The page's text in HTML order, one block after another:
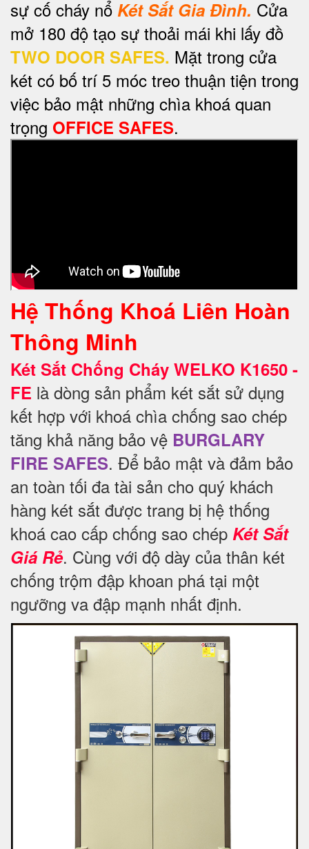
sự cố cháy nổ Két Sắt Gia Đình. Cửa
mở 180 độ tạo sự thoải mái khi lấy đồ
TWO DOOR SAFES. Mặt trong cửa
két có bố trí 5 móc treo thuận tiện trong
việc bảo mật những chìa khoá quan
trọng OFFICE SAFES.
Hệ Thống Khoá Liên Hoàn
Thông Minh
Két Sắt Chống Cháy WELKO K1650 -
FE là dòng sản phẩm két sắt sử dụng
kết hợp với khoá chìa chống sao chép
tăng khả năng bảo vệ BURGLARY
FIRE SAFES. Để bảo mật và đảm bảo
an toàn tối đa tài sản cho quý khách
hàng két sắt được trang bị hệ thống
khoá cao cấp chống sao chép Két Sắt
Giá Rẻ. Cùng với độ dày của thân két
chống trộm đập khoan phá tại một
ngưỡng va đập mạnh nhất định.